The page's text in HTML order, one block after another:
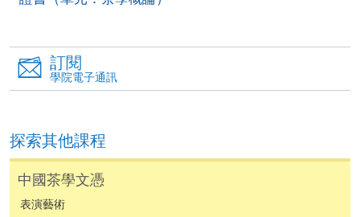
中指定所須文件(如學歷證明)。系統只支援doc,
docx, jpg 和pdf格式之附件。
申請人可使用以下方式繳交報名費或課程費用:
繳費靈網上服務
訂閱
學院電子通訊
探索其他課程
中國茶學文憑
表演藝術